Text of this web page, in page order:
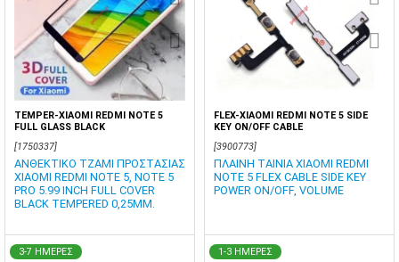
TEMPER-XIAOMI REDMI NOTE 5
FULL GLASS BLACK
[1750337]
ΑΝΘΕΚΤΙΚΟ ΤΖΑΜΙ ΠΡΟΣΤΑΣΙΑΣ
XIAOMI REDMI NOTE 5, NOTE 5
PRO 5.99 INCH FULL COVER
BLACK TEMPERED 0,25MM.
3-7 ΗΜΕΡΕΣ
FLEX-XIAOMI REDMI NOTE 5 SIDE
KEY ON/OFF CABLE
[3900773]
ΠΛΑΙΝΗ ΤΑΙΝΙΑ XIAOMI REDMI
NOTE 5 FLEX CABLE SIDE KEY
POWER ON/OFF, VOLUME
1-3 ΗΜΕΡΕΣ